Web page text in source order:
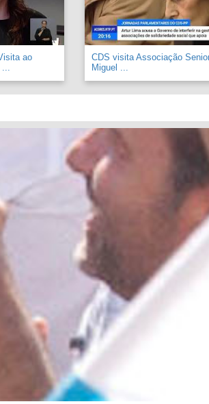
ao
CDS visita Associação
Miguel ...